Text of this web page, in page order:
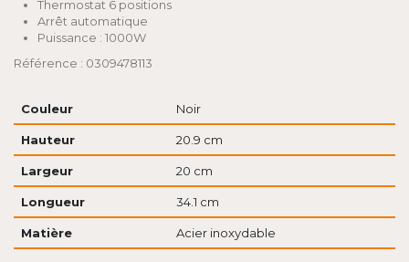
Thermostat 6 positions
Arrêt automatique
Puissance : 1000W
Référence : 0309478113
Couleur Noir
Hauteur 20.9 cm
Largeur 20 cm
Longueur 34.1 cm
Matière Acier inoxydable